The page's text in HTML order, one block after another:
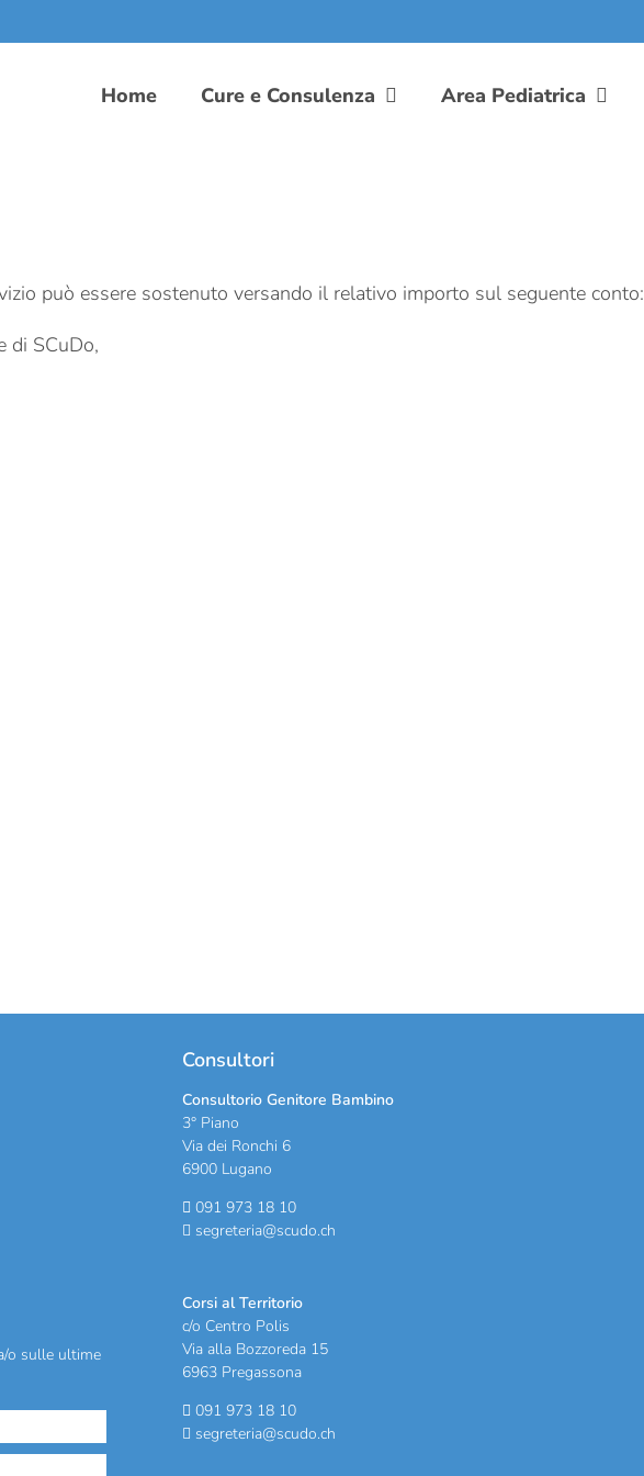
Home Cure e Consulenza Area Pediatrica
può essere sostenuto versando il relativo importo sul seguente conto:
di SCuDo,
o sulle ultime
Consultori
Consultorio Genitore Bambino
3° Piano
Via dei Ronchi 6
6900 Lugano
091 973 18 10
segreteria@scudo.ch
Corsi al Territorio
c/o Centro Polis
Via alla Bozzoreda 15
6963 Pregassona
091 973 18 10
segreteria@scudo.ch